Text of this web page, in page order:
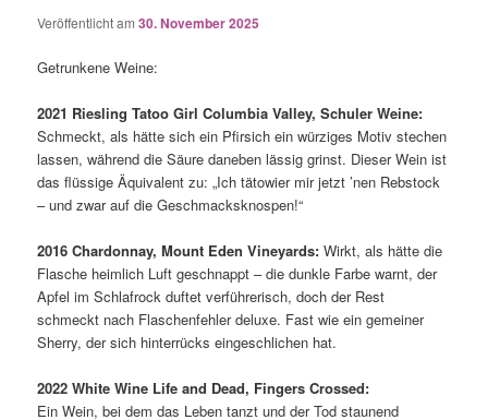
Veröffentlicht am30. November 2025
Getrunkene Weine:
2021 Riesling Tatoo Girl Columbia Valley, Schuler Weine:
Schmeckt, als hätte sich ein Pfirsich ein würziges Motiv stechen
lassen, während die Säure daneben lässig grinst. Dieser Wein ist
das flüssige Äquivalent zu: „Ich tätowier mir jetzt ’nen Rebstock
– und zwar auf die Geschmacksknospen!“
2016 Chardonnay, Mount Eden Vineyards: Wirkt, als hätte die
Flasche heimlich Luft geschnappt – die dunkle Farbe warnt, der
Apfel im Schlafrock duftet verführerisch, doch der Rest
schmeckt nach Flaschenfehler deluxe. Fast wie ein gemeiner
Sherry, der sich hinterrücks eingeschlichen hat.
2022 White Wine Life and Dead, Fingers Crossed:
Ein Wein, bei dem das Leben tanzt und der Tod staunend